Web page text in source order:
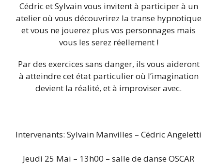
Cédric et Sylvain vous invitent à participer à un
atelier où vous découvrirez la transe hypnotique
et vous ne jouerez plus vos personnages mais
vous les serez réellement !
Par des exercices sans danger, ils vous aideront
à atteindre cet état particulier où l’imagination
devient la réalité, et à improviser avec.
Intervenants: Sylvain Manvilles – Cédric Angeletti
Jeudi 25 Mai – 13h00 – salle de danse OSCAR